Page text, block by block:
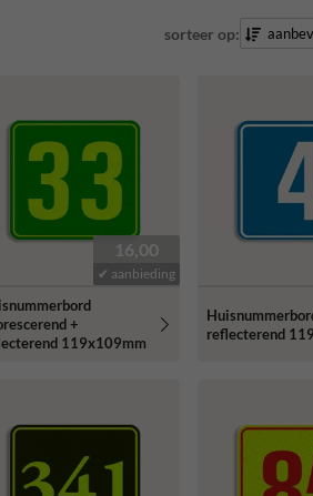
sorteer op:
16,00
✔ aanbieding
+
119x109mm
reflecterend